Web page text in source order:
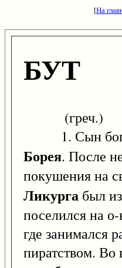
[На
БУТ
(греч.)
1. Сын бога
Борея. После
покушения на
Ликурга был
поселился на
где занимался
пиратством. Во